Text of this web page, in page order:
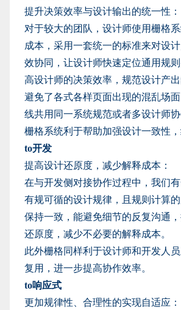
提升决策效率与设计输出的统一性：
对于较大的团队，设计师使用栅格
成本，采用一套统一的标准来对设
效协同，让设计师快速定位通用规
高设计师的决策效率，规范设计产
避免了各式各样页面出现的混乱场
线共用同一系统规范或者多设计师协
栅格系统利于帮助加强设计一致性，
to开发
提高设计还原度，减少解释成本：
在与开发侧对接协作过程中，我们
有规可循的设计规律，且规则计算
保持一致，能避免细节的反复沟通
还原度，减少不必要的解释成本。
此外栅格同样利于设计师和开发人
复用，进一步提高协作效率。
to响应式
更加规律性、合理性的实现自适应：